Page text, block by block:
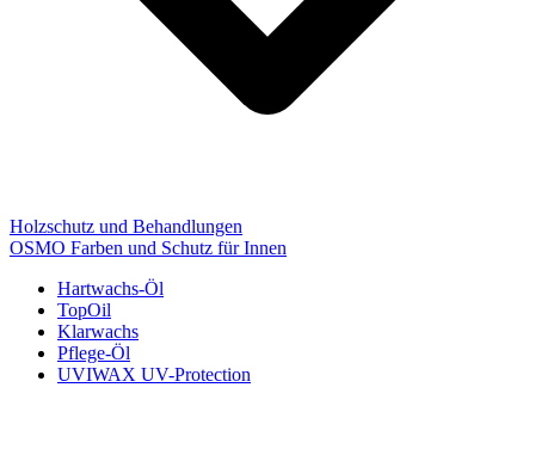
Holzschutz und Behandlungen
OSMO Farben und Schutz für Innen
Hartwachs-Öl
TopOil
Klarwachs
Pflege-Öl
UVIWAX UV-Protection